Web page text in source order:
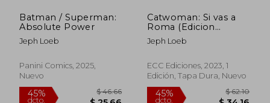
45%
dcto. $ 17.25
45%
dcto. $
Batman / Superman:
Absolute Power
Jeph Loeb
Panini Comics, 2025,
Nuevo
Catwoman: Si vas a
Roma (Edicion
Deluxe en Blanco y
Negro)
Jeph Loeb
ECC Ediciones, 2023, 1
Edición, Tapa Dura, Nuevo